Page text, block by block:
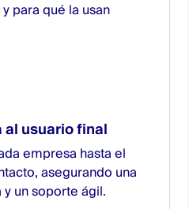
para qué la usan
usuario final
empresa hasta el
asegurando una
un soporte ágil.